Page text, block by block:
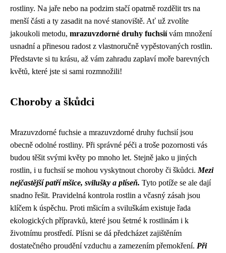
rostliny. Na jaře nebo na podzim stačí opatrně rozdělit trs na
menší části a ty zasadit na nové stanoviště. Ať už zvolíte
jakoukoli metodu, mrazuvzdorné druhy fuchsiívám množení
usnadní a přinesou radost z vlastnoručně vypěstovaných rostlin.
Představte si tu krásu, až vám zahradu zaplaví moře barevných
květů, které jste si sami rozmnožili!
Choroby a škůdci
Mrazuvzdorné fuchsie a mrazuvzdorné druhy fuchsií jsou
obecně odolné rostliny. Při správné péči a troše pozornosti vás
budou těšit svými květy po mnoho let. Stejně jako u jiných
rostlin, i u fuchsií se mohou vyskytnout choroby či škůdci. Mezi
nejčastější patří mšice, svilušky a plíseň. Tyto potíže se ale dají
snadno řešit. Pravidelná kontrola rostlin a včasný zásah jsou
klíčem k úspěchu. Proti mšicím a sviluškám existuje řada
ekologických přípravků, které jsou šetrné k rostlinám i k
životnímu prostředí. Plísni se dá předcházet zajištěním
dostatečného proudění vzduchu a zamezením přemokření. Při